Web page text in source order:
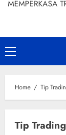
MEMPERKASA
Primary
Menu
Home Tip
Tip